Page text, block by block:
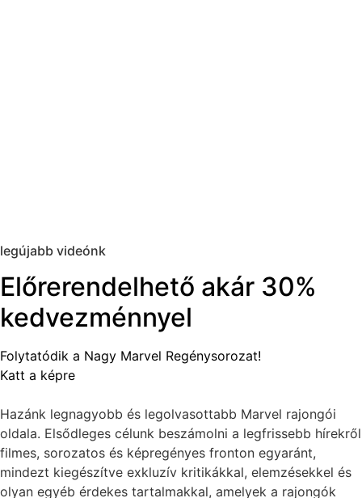
legújabb videónk
Előrerendelhető akár 30%
kedvezménnyel
Folytatódik a Nagy Marvel Regénysorozat!
Katt a képre
Hazánk legnagyobb és legolvasottabb Marvel rajongói
oldala. Elsődleges célunk beszámolni a legfrissebb hírekről
filmes, sorozatos és képregényes fronton egyaránt,
mindezt kiegészítve exkluzív kritikákkal, elemzésekkel és
olyan egyéb érdekes tartalmakkal, amelyek a rajongók